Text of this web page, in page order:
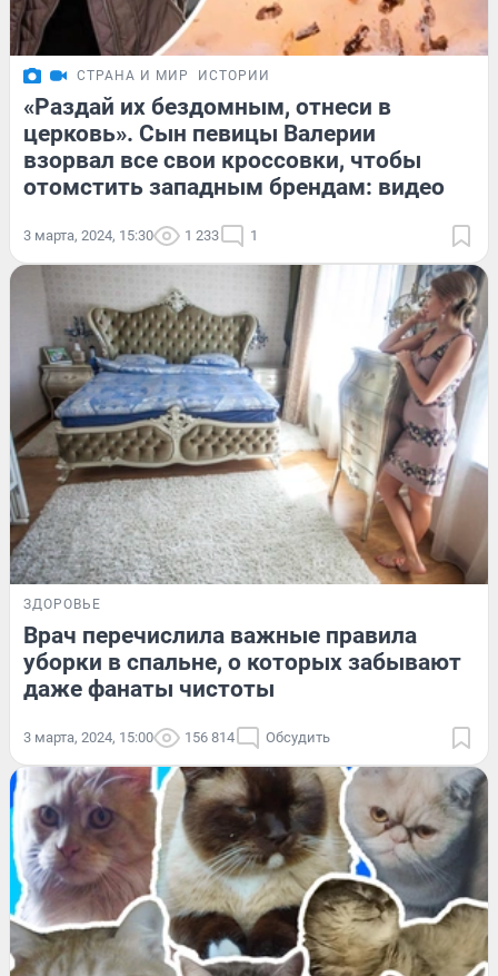
СТРАНА И МИР ИСТОРИИ
«Раздай их бездомным, отнеси в
церковь». Сын певицы Валерии
взорвал все свои кроссовки, чтобы
отомстить западным брендам: видео
3 марта, 2024, 15:30 1 233 1
ЗДОРОВЬЕ
Врач перечислила важные правила
уборки в спальне, о которых забывают
даже фанаты чистоты
3 марта, 2024, 15:00 156 814 Обсудить